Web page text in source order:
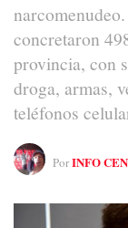
concretaron
provincia, con
droga, armas,
teléfonos
PorINFO